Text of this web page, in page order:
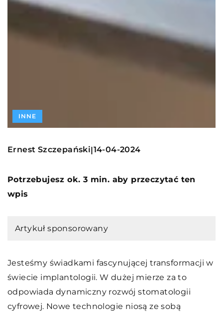
INNE
Ernest Szczepański|14-04-2024
Potrzebujesz ok. 3 min. aby przeczytać ten
wpis
Artykuł sponsorowany
Jesteśmy świadkami fascynującej transformacji w
świecie implantologii. W dużej mierze za to
odpowiada dynamiczny rozwój stomatologii
cyfrowej. Nowe technologie niosą ze sobą